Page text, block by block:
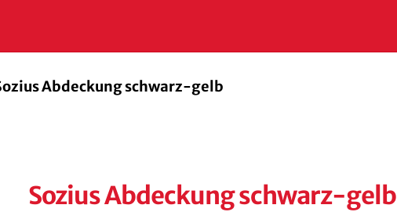
Abdeckung schwarz-gelb
Sozius Abdeckung schwarz-gelb